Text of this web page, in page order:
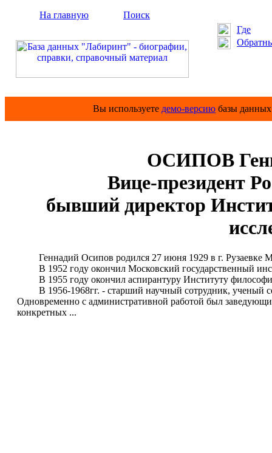
На главную
Поиск
Где
Вы используете демо-версию базы
ОСИПОВ
Вице-президент
бывший директор
Геннадий Осипов родился 27 июня 1929 в г. Рузаевке
В 1952 году окончил Московский государственный
В 1955 году окончил аспирантуру Институту
В 1956-1968гг. - старший научный сотрудник, ученый
Одновременно с административной работой был
конкретных ...